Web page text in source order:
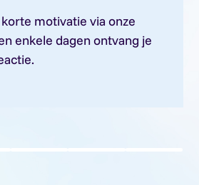
motivatie via onze
enkele dagen ontvang je